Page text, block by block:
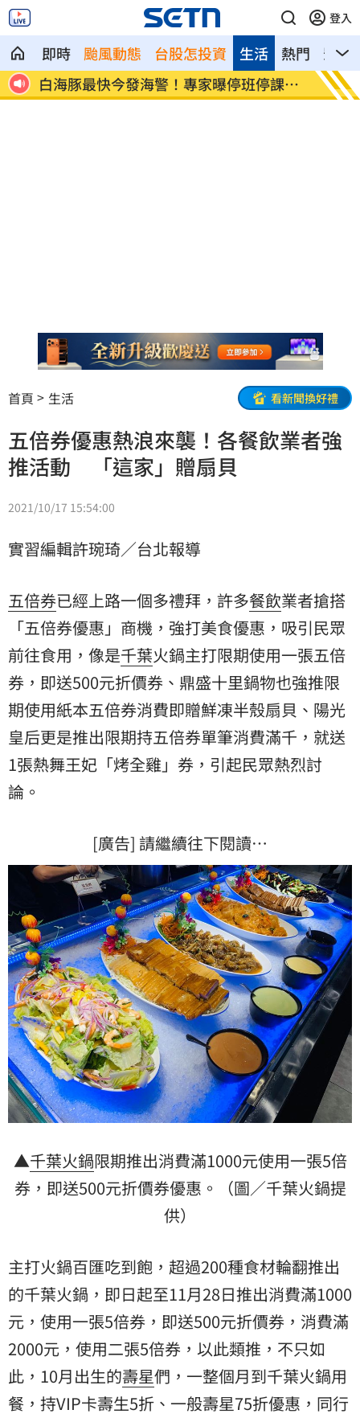
登入
即時 颱風動態 台股怎投資 熱門 影音
生活
白海豚最快今發海警！專家曝停班停課機
率
「這
首頁 生活 看新聞換好禮
五倍券優惠熱浪來襲！各餐飲業者強
推活動 「這家」贈扇貝
2021/10/17 15:54:00
實習編輯許琬琦／台北報導
五倍券已經上路一個多禮拜，許多餐飲業者搶搭
「五倍券優惠」商機，強打美食優惠，吸引民眾
前往食用，像是千葉火鍋主打限期使用一張五倍
券，即送500元折價券、鼎盛十里鍋物也強推限
期使用紙本五倍券消費即贈鮮凍半殼扇貝、陽光
皇后更是推出限期持五倍券單筆消費滿千，就送
1張熱舞王妃「烤全雞」券，引起民眾熱烈討
論。
[廣告] 請繼續往下閱讀…
▲千葉火鍋限期推出消費滿1000元使用一張5倍
券，即送500元折價券優惠。（圖／千葉火鍋提
供）
主打火鍋百匯吃到飽，超過200種食材輪翻推出
的千葉火鍋，即日起至11月28日推出消費滿1000
元，使用一張5倍券，即送500元折價券，消費滿
2000元，使用二張5倍券，以此類推，不只如
此，10月出生的壽星們，一整個月到千葉火鍋用
餐，持VIP卡壽生5折、一般壽星75折優惠，同行